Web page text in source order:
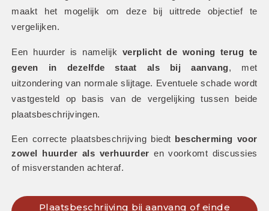
maakt het mogelijk om deze bij uittrede objectief te
vergelijken.
Een huurder is namelijk verplicht de woning terug te
geven in dezelfde staat als bij aanvang, met
uitzondering van normale slijtage. Eventuele schade wordt
vastgesteld op basis van de vergelijking tussen beide
plaatsbeschrijvingen.
Een correcte plaatsbeschrijving biedt
bescherming voor
zowel huurder als verhuurder en voorkomt discussies
of misverstanden achteraf.
Plaatsbeschrijving bij aanvang of einde